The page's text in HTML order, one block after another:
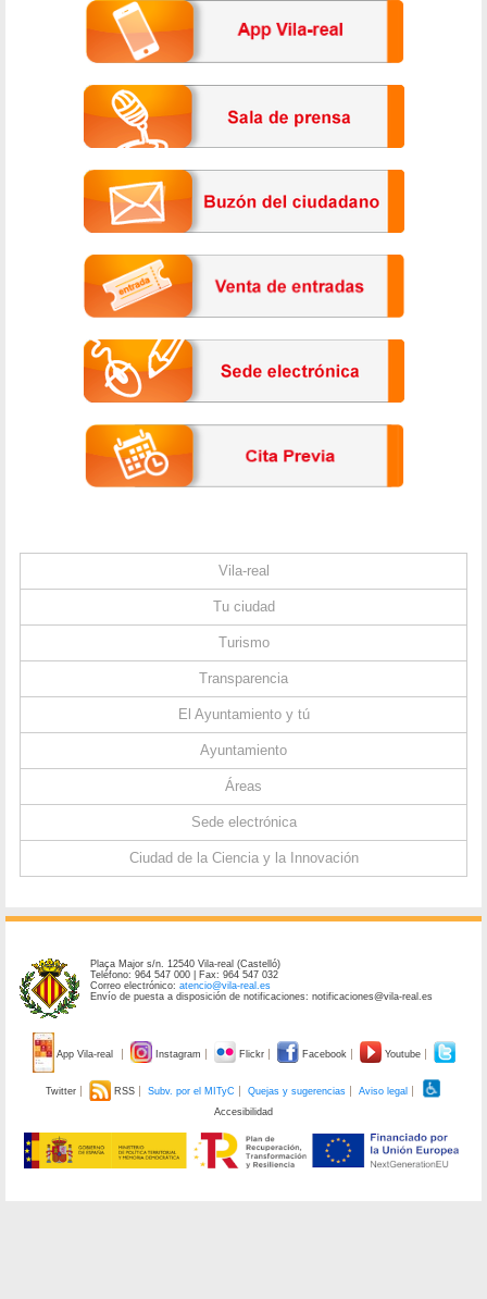
Vila-real
Tu ciudad
Turismo
Transparencia
El Ayuntamiento y tú
Ayuntamiento
Áreas
Sede electrónica
Ciudad de la Ciencia y la Innovación
Plaça Major s/n. 12540 Vila-real (Castelló)
Teléfono: 964 547 000 | Fax: 964 547 032
Correo electrónico:atencio@vila-real.es
Envío de puesta a disposición de notificaciones: notificaciones@vila-real.es
App Vila-real Instagram Flickr Facebook Youtube
Twitter RSS Subv. por el MITyC Quejas y sugerencias
Aviso legal
Accesibilidad